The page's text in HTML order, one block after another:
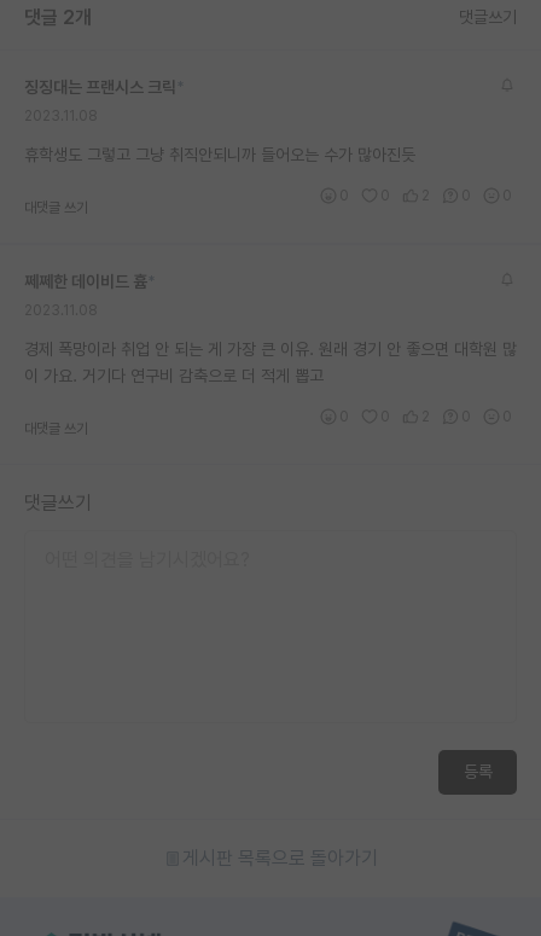
커리어
유학교육
재팬라운지 🌸
댓글 2개 댓글쓰기
징징대는 프랜시스 크릭
휴학생도 그렇고 그냥 취직안되니까 들어오는 수가 많아진듯
대댓글 쓰기
쩨쩨한 데이비드 흄
경제 폭망이라 취업 안 되는 게 가장 큰 이유. 원래 경기 안 좋으면 대학원 많
이 가요. 거기다 연구비 감축으로 더 적게 뽑고
대댓글 쓰기
댓글쓰기
등록
게시판 목록으로 돌아가기